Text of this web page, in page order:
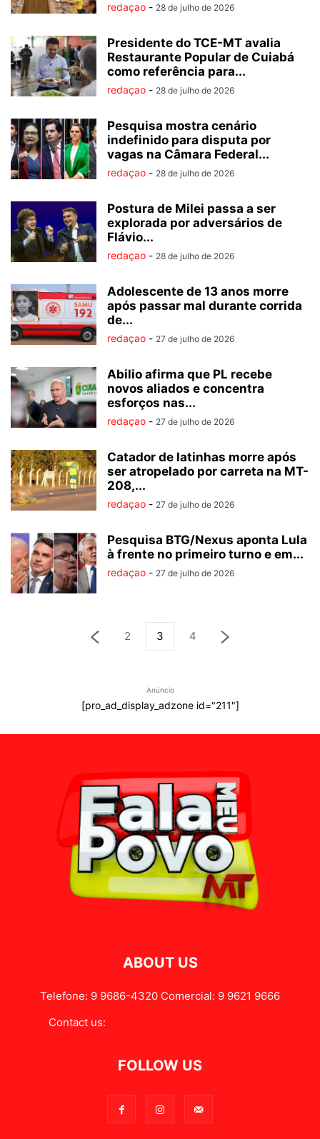
redaçao - 28 de julho de 2026
Presidente do TCE-MT avalia
Restaurante Popular de Cuiabá
como referência para...
redaçao - 28 de julho de 2026
Pesquisa mostra cenário
indefinido para disputa por
vagas na Câmara Federal...
redaçao - 28 de julho de 2026
Postura de Milei passa a ser
explorada por adversários de
Flávio...
redaçao - 28 de julho de 2026
Adolescente de 13 anos morre
após passar mal durante corrida
de...
redaçao - 27 de julho de 2026
Abilio afirma que PL recebe
novos aliados e concentra
esforços nas...
redaçao - 27 de julho de 2026
Catador de latinhas morre após
ser atropelado por carreta na MT-
208,...
redaçao - 27 de julho de 2026
Pesquisa BTG/Nexus aponta Lula
à frente no primeiro turno e em...
redaçao - 27 de julho de 2026
2 3 4
Anúncio
[pro_ad_display_adzone id="211"]
ABOUT US
Telefone: 9 9686-4320 Comercial: 9 9621 9666
Contact us:
FOLLOW US